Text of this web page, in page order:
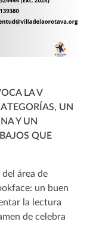
LA V
UN
Y UN
QUE
área de
un buen
la lectura
de celebra